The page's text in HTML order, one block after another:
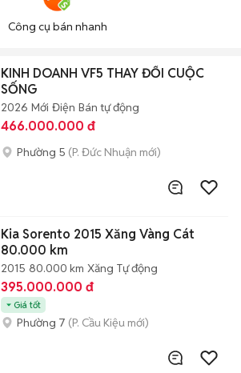
Công cụ bán nhanh
KINH DOANH VF5 THAY ĐỔI CUỘC
SỐNG
2026 Mới Điện Bán tự động
466.000.000 đ
Phường 5 (P. Đức Nhuận mới)
Kia Sorento 2015 Xăng Vàng Cát
80.000 km
2015 80.000 km Xăng Tự động
395.000.000 đ
Giá tốt
Phường 7 (P. Cầu Kiệu mới)